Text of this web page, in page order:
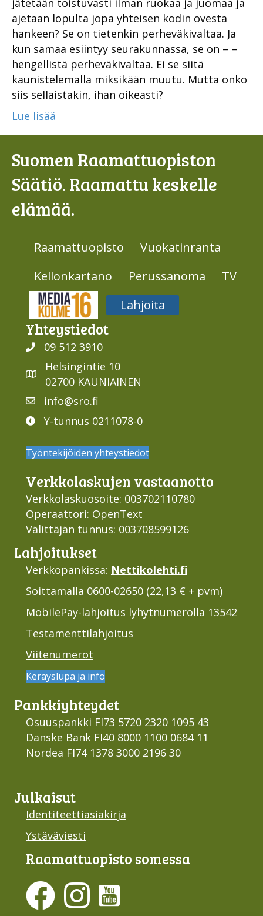
jätetään toistuvasti ilman ruokaa ja juomaa ja
ajetaan lopulta jopa yhteisen kodin ovesta
hankeen? Se on tietenkin perheväkivaltaa. Ja
kun samaa esiintyy seurakunnassa, se on – –
hengellistä perheväkivaltaa. Ei se siitä
kaunistelemalla miksikään muutu. Mutta onko
siis sellaistakin, ihan oikeasti?
Lue lisää
Suomen Raamattuopiston
Säätiö. Raamattu keskelle
elämää.
Raamattuopisto
Vuokatinranta
Kellonkartano
Perussanoma
TV
Media316
Lahjoita
Yhteys­tiedot
09 512 3910
Helsingintie 10
02700 KAUNIAINEN
info@sro.fi
Y-tunnus 0211078-0
Työntekijöiden yhteystiedot
Verkko­laskujen vastaan­otto
Verkkolaskuosoite: 003702110780
Operaattori: OpenText
Välittäjän tunnus: 003708599126
Lahjoi­tukset
Verkkopankissa: Nettikolehti.fi
Soittamalla 0600-02650 (22,13 € + pvm)
MobilePay-lahjoitus lyhytnumerolla 13542
Testamenttilahjoitus
Viitenumerot
Keräyslupa ja info
Pankki­yhteydet
Osuuspankki FI73 5720 2320 1095 43
Danske Bank FI40 8000 1100 0684 11
Nordea FI74 1378 3000 2196 30
Julkaisut
Identiteettiasiakirja
Ystäväviesti
Raamattu­opisto somessa